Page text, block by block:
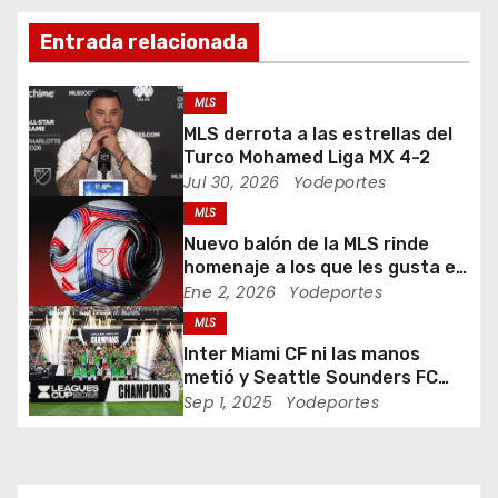
ó
n
d
e
e
n
t
r
Entrada relacionada
MLS
MLS derrota a las estrellas del
Turco Mohamed Liga MX 4-2
Jul 30, 2026 Yodeportes
MLS
Nuevo balón de la MLS rinde
homenaje a los que les gusta el
fútbol
Ene 2, 2026 Yodeportes
MLS
Inter Miami CF ni las manos
metió y Seattle Sounders FC
campeón Leagues Cup 2025
Sep 1, 2025 Yodeportes